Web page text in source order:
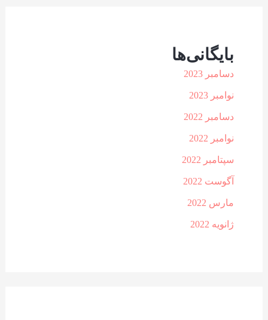
بایگانی‌ها
دسامبر 2023
نوامبر 2023
دسامبر 2022
نوامبر 2022
سپتامبر 2022
آگوست 2022
مارس 2022
ژانویه 2022